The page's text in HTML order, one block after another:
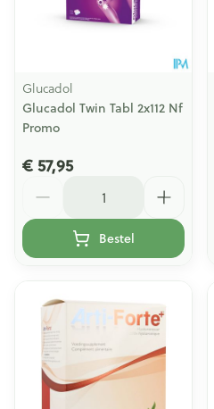
Glucadol
Glucadol Twin Tabl 2x112 Nf
Promo
€ 57,95
Bestel